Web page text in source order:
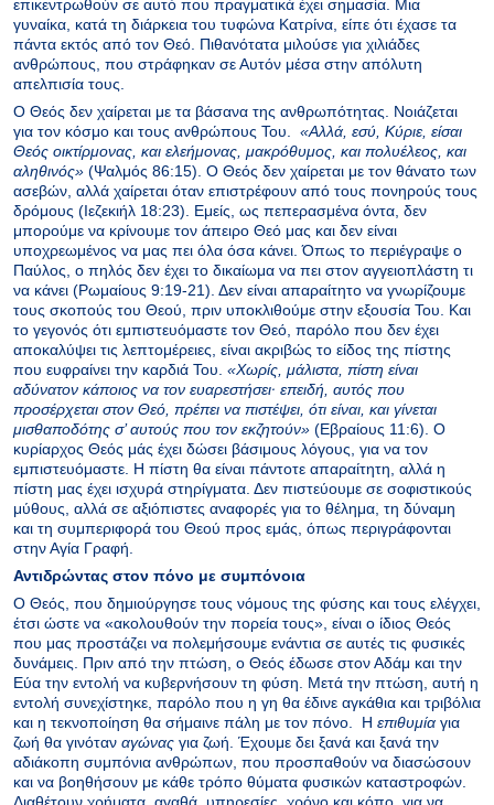
επικεντρωθούν σε αυτό που πραγματικά έχει σημασία. Μια
γυναίκα, κατά τη διάρκεια του τυφώνα Κατρίνα, είπε ότι έχασε τα
πάντα εκτός από τον Θεό. Πιθανότατα μιλούσε για χιλιάδες
ανθρώπους, που στράφηκαν σε Αυτόν μέσα στην απόλυτη
απελπισία τους.
Ο Θεός δεν χαίρεται με τα βάσανα της ανθρωπότητας. Νοιάζεται
για τον κόσμο και τους ανθρώπους Του. «Aλλά, εσύ, Kύριε, είσαι
Θεός οικτίρμονας, και ελεήμονας, μακρόθυμος, και πολυέλεος, και
αληθινός» (Ψαλμός 86:15). Ο Θεός δεν χαίρεται με τον θάνατο των
ασεβών, αλλά χαίρεται όταν επιστρέφουν από τους πονηρούς τους
δρόμους (Ιεζεκιήλ 18:23). Εμείς, ως πεπερασμένα όντα, δεν
μπορούμε να κρίνουμε τον άπειρο Θεό μας και δεν είναι
υποχρεωμένος να μας πει όλα όσα κάνει. Όπως το περιέγραψε ο
Παύλος, ο πηλός δεν έχει το δικαίωμα να πει στον αγγειοπλάστη τι
να κάνει (Ρωμαίους 9:19-21). Δεν είναι απαραίτητο να γνωρίζουμε
τους σκοπούς του Θεού, πριν υποκλιθούμε στην εξουσία Του. Και
το γεγονός ότι εμπιστευόμαστε τον Θεό, παρόλο που δεν έχει
αποκαλύψει τις λεπτομέρειες, είναι ακριβώς το είδος της πίστης
που ευφραίνει την καρδιά Του. «Xωρίς, μάλιστα, πίστη είναι
αδύνατον κάποιος να τον ευαρεστήσει· επειδή, αυτός που
προσέρχεται στον Θεό, πρέπει να πιστέψει, ότι είναι, και γίνεται
μισθαποδότης σ’ αυτούς που τον εκζητούν» (Εβραίους 11:6). Ο
κυρίαρχος Θεός μάς έχει δώσει βάσιμους λόγους, για να τον
εμπιστευόμαστε. Η πίστη θα είναι πάντοτε απαραίτητη, αλλά η
πίστη μας έχει ισχυρά στηρίγματα. Δεν πιστεύουμε σε σοφιστικούς
μύθους, αλλά σε αξιόπιστες αναφορές για το θέλημα, τη δύναμη
και τη συμπεριφορά του Θεού προς εμάς, όπως περιγράφονται
στην Αγία Γραφή.
Αντιδρώντας στον πόνο με συμπόνοια
Ο Θεός, που δημιούργησε τους νόμους της φύσης και τους ελέγχει,
έτσι ώστε να «ακολουθούν την πορεία τους», είναι ο ίδιος Θεός
που μας προστάζει να πολεμήσουμε ενάντια σε αυτές τις φυσικές
δυνάμεις. Πριν από την πτώση, ο Θεός έδωσε στον Αδάμ και την
Εύα την εντολή να κυβερνήσουν τη φύση. Μετά την πτώση, αυτή η
εντολή συνεχίστηκε, παρόλο που η γη θα έδινε αγκάθια και τριβόλια
και η τεκνοποίηση θα σήμαινε πάλη με τον πόνο. Η επιθυμία για
ζωή θα γινόταν αγώνας για ζωή. Έχουμε δει ξανά και ξανά την
αδιάκοπη συμπόνια ανθρώπων, που προσπαθούν να διασώσουν
και να βοηθήσουν με κάθε τρόπο θύματα φυσικών καταστροφών.